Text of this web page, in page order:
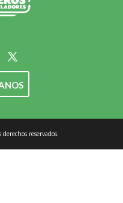
derechos reservados.